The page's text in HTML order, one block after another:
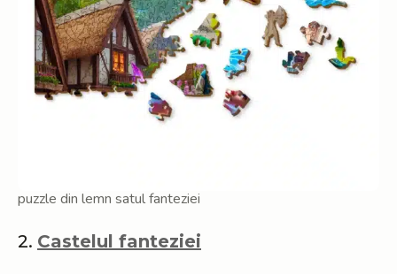
puzzle din lemn satul fanteziei
2. Castelul fanteziei